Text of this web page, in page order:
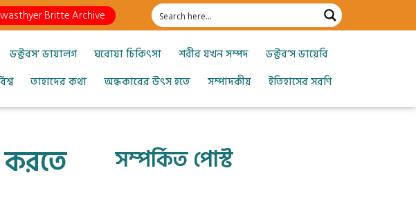
Britte Archive
ডক্টরস’ ডায়ালগ ঘরোয়া চিকিৎসা শরীর যখন সম্পদ
ডক্টর’স ডায়েরি
তাহাদের কথা অন্ধকারের উৎস হতে সম্পাদকীয় ইতিহাসের সরণি
করতে সম্পর্কিত পোস্ট